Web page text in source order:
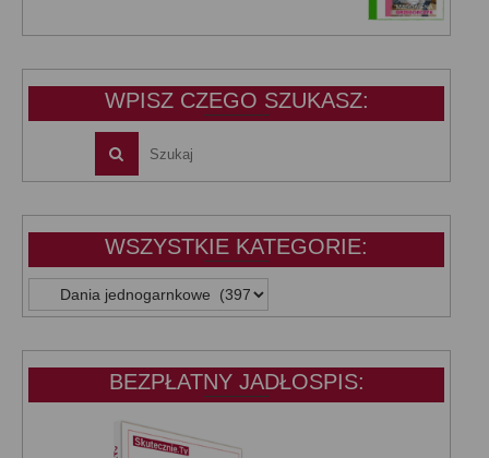
wynosiła:wynosi:
WPISZ CZEGO SZUKASZ:
WSZYSTKIE KATEGORIE:
WSZYSTKIE
KATEGORIE:
BEZPŁATNY JADŁOSPIS: